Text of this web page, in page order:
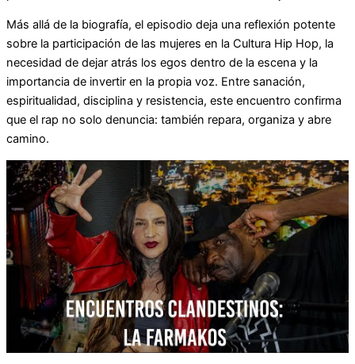
Más allá de la biografía, el episodio deja una reflexión potente
sobre la participación de las mujeres en la Cultura Hip Hop, la
necesidad de dejar atrás los egos dentro de la escena y la
importancia de invertir en la propia voz. Entre sanación,
espiritualidad, disciplina y resistencia, este encuentro confirma
que el rap no solo denuncia: también repara, organiza y abre
camino.